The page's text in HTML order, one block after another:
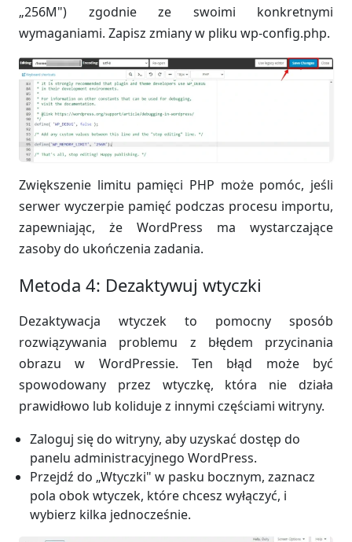
„256M") zgodnie ze swoimi konkretnymi
wymaganiami. Zapisz zmiany w pliku wp-config.php.
Zwiększenie limitu pamięci PHP może pomóc, jeśli
serwer wyczerpie pamięć podczas procesu importu,
zapewniając, że WordPress ma wystarczające
zasoby do ukończenia zadania.
Metoda 4: Dezaktywuj wtyczki
Dezaktywacja wtyczek to pomocny sposób
rozwiązywania problemu z błędem przycinania
obrazu w WordPressie. Ten błąd może być
spowodowany przez wtyczkę, która nie działa
prawidłowo lub koliduje z innymi częściami witryny.
Zaloguj się do witryny, aby uzyskać dostęp do
panelu administracyjnego WordPress.
Przejdź do „Wtyczki" w pasku bocznym, zaznacz
pola obok wtyczek, które chcesz wyłączyć, i
wybierz kilka jednocześnie.